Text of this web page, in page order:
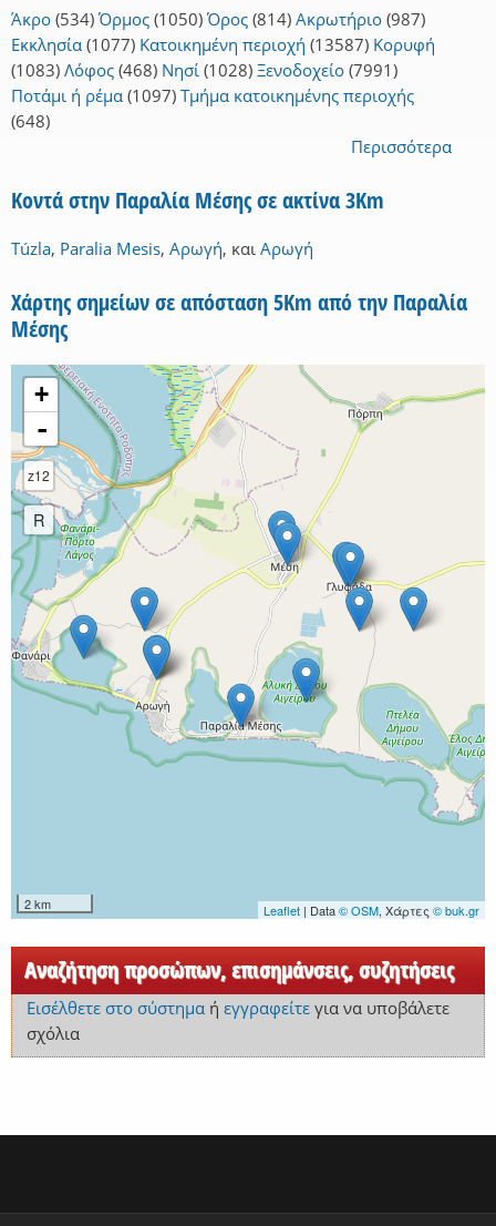
Άκρο (534) Όρμος (1050) Όρος (814) Ακρωτήριο (987)
Εκκλησία (1077) Κατοικημένη περιοχή (13587) Κορυφή
(1083) Λόφος (468) Νησί (1028) Ξενοδοχείο (7991)
Ποτάμι ή ρέμα (1097) Τμήμα κατοικημένης περιοχής
(648)
Περισσότερα
Κοντά στην Παραλία Μέσης σε ακτίνα 3Km
Túzla, Paralia Mesis, Αρωγή, και Αρωγή
Χάρτης σημείων σε απόσταση 5Km από την Παραλία
Μέσης
+
-
z12
R
2 km Leaflet | Data© OSM, Χάρτες © buk.gr
Αναζήτηση προσώπων, επισημάνσεις, συζητήσεις
Εισέλθετε στο σύστημαή εγγραφείτεγια να υποβάλετε
σχόλια